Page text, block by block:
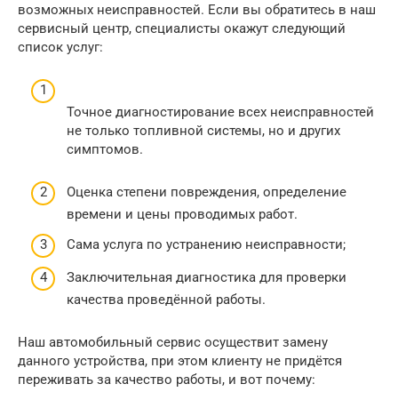
возможных неисправностей. Если вы обратитесь в наш
сервисный центр, специалисты окажут следующий
список услуг:
Точное диагностирование всех неисправностей
не только топливной системы, но и других
симптомов.
Оценка степени повреждения, определение
времени и цены проводимых работ.
Сама услуга по устранению неисправности;
Заключительная диагностика для проверки
качества проведённой работы.
Наш автомобильный сервис осуществит замену
данного устройства, при этом клиенту не придётся
переживать за качество работы, и вот почему: